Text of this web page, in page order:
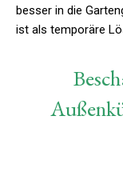
besser in die
ist als temporäre